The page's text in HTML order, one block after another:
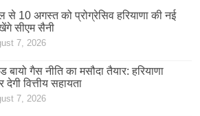
से 10 अगस्त को प्रोग्रेसिव हरियाणा की नई
सीएम सैनी
7, 2026
बायो गैस नीति का मसौदा तैयार: हरियाणा
देगी वित्तीय सहायता
7, 2026